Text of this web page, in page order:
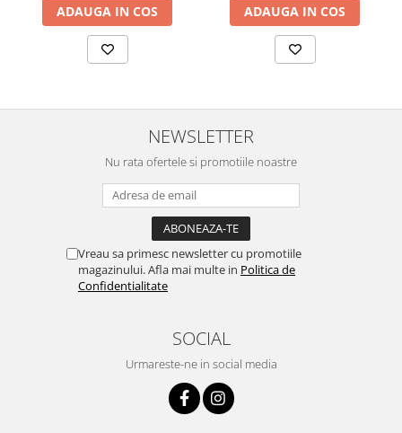
ADAUGA IN COS ADAUGA IN COS
NEWSLETTER
Nu rata ofertele si promotiile noastre
Vreau sa primesc newsletter cu promotiile
magazinului. Afla mai multe in Politica de
Confidentialitate
SOCIAL
Urmareste-ne in social media